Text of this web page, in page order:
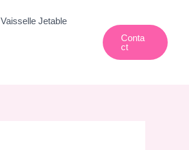
Vaisselle Jetable
Conta
Ct